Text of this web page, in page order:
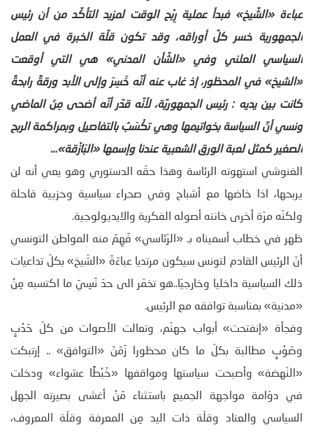
عباءة «الشّيخ» فبدأ عملية رِبْح الوقت لمزيد التأكّد من أن رئيس
الجمهورية خسر كلّ أوراقه، وقد تكون قلّة الخبرة في العمل
السياسي العلني وفي «الشّأن المدني» هي التي أوقعت
«الشيخ» في المحظور، إذ غاب عنه أنّه خَسِرَ وإلى الأبد ورقةً رابحةً
كانت بين يديه : رئيس الجمهوريّة، لأنّه قدّر أنّه أضحى مِنَ الماضي
ونسي أنّ السياسة بخواتيمها وهي تكْسَبُ بالتفاصيل وبمراكمة الربح
الصغير كمثل لعبة الورق الشعبية عندنا وإسمها «البَازْقة»…
الغنوشي استهوته الرئاسة وهذا حقّه الدستوري وهو يعي أنه لن
يربحها، اذا خاضها مع أشباح وفي صحراء سياسية وحزبية قاحلة
ولكنّه مرّة أخرى خانته أصوله الفكرية والايديولوجية.
ظهر في خطاب أسميناه بـ «الرّئاسي» فَهِمَ منه المواطن التونسي
أنّ الرئيس القادم لتونس سيكون مرتديا عباءَةَ «الشّيخ» بكلّ تداعيات
ذلك السياسية داخليا وخارجيّا..هو تخمّر الى حدّ نَسِيَ ما اكتسبه مِنْ
«مدنية» بمناسبة توافقه مع الرئيس.
وفجأة «إنفتحت» أبواب جهنّم، وتعالت الأصوات من كلّ حَدْبٍ
وصَوْبٍ مطالبة بكلّ ما كان محظورا زَمَنَ «التوافق» .. إرتبكت
«النّهضة» وأصبحت سياستها ومواقفها «خَبْطًا عشواء» ودخلت
في دوّامة مواجهة الجميع باستثناء مَنْ أغشى بصيرته الجهل
السياسي والعناد وقلّة ذات اليد مِن المعرفة وقلّة المعروف،